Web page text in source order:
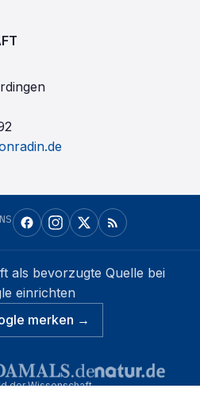
als bevorzugte Quelle bei
einrichten
merken →
der Wissenschaft